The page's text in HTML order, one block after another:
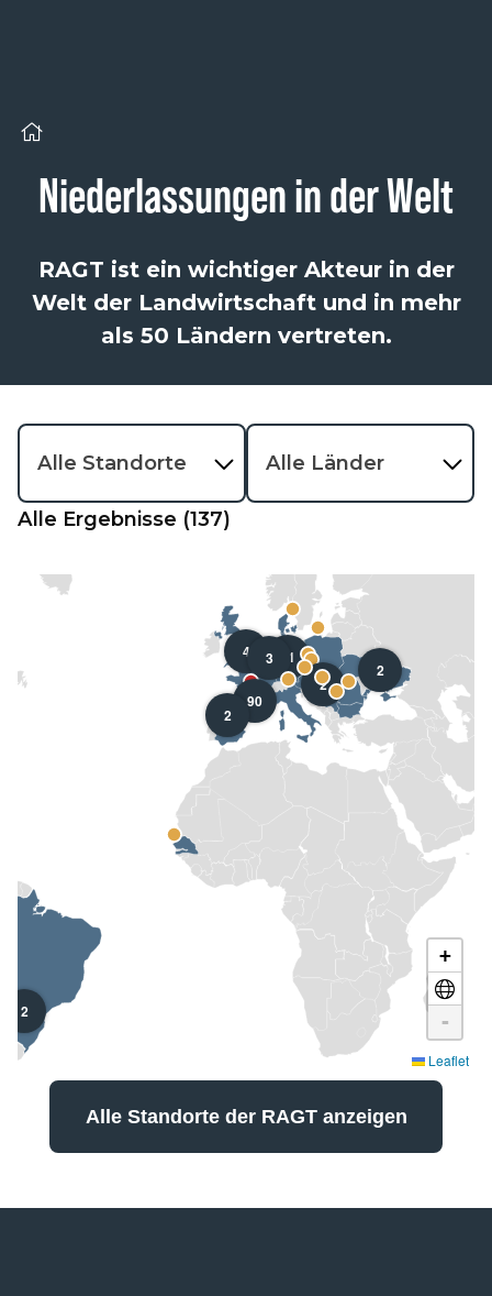
Niederlassungen in der Welt
RAGT ist ein wichtiger Akteur in der
Welt der Landwirtschaft und in mehr
als 50 Ländern vertreten.
Alle Standorte Alle Länder
Alle Ergebnisse (137)
90
11
2
2
2
3
4
2
+
-
Leaflet
Alle Standorte der RAGT anzeigen